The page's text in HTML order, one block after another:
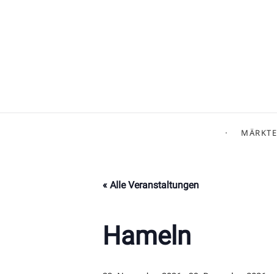
MÄRKTE
« Alle Veranstaltungen
Hameln